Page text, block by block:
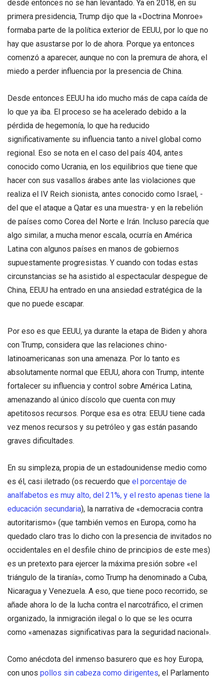
desde entonces no se han levantado. Ya en 2018, en su
primera presidencia, Trump dijo que la «Doctrina Monroe»
formaba parte de la política exterior de EEUU, por lo que no
hay que asustarse por lo de ahora. Porque ya entonces
comenzó a aparecer, aunque no con la premura de ahora, el
miedo a perder influencia por la presencia de China.
Desde entonces EEUU ha ido mucho más de capa caída de
lo que ya iba. El proceso se ha acelerado debido a la
pérdida de hegemonía, lo que ha reducido
significativamente su influencia tanto a nivel global como
regional. Eso se nota en el caso del país 404, antes
conocido como Ucrania, en los equilibrios que tiene que
hacer con sus vasallos árabes ante las violaciones que
realiza el IV Reich sionista, antes conocido como Israel, -
del que el ataque a Qatar es una muestra- y en la rebelión
de países como Corea del Norte e Irán. Incluso parecía que
algo similar, a mucha menor escala, ocurría en América
Latina con algunos países en manos de gobiernos
supuestamente progresistas. Y cuando con todas estas
circunstancias se ha asistido al espectacular despegue de
China, EEUU ha entrado en una ansiedad estratégica de la
que no puede escapar.
Por eso es que EEUU, ya durante la etapa de Biden y ahora
con Trump, considera que las relaciones chino-
latinoamericanas son una amenaza. Por lo tanto es
absolutamente normal que EEUU, ahora con Trump, intente
fortalecer su influencia y control sobre América Latina,
amenazando al único díscolo que cuenta con muy
apetitosos recursos. Porque esa es otra: EEUU tiene cada
vez menos recursos y su petróleo y gas están pasando
graves dificultades.
En su simpleza, propia de un estadounidense medio como
es él, casi iletrado (os recuerdo que el porcentaje de
analfabetos es muy alto, del 21%, y el resto apenas tiene la
educación secundaria), la narrativa de «democracia contra
autoritarismo» (que también vemos en Europa, como ha
quedado claro tras lo dicho con la presencia de invitados no
occidentales en el desfile chino de principios de este mes)
es un pretexto para ejercer la máxima presión sobre «el
triángulo de la tiranía», como Trump ha denominado a Cuba,
Nicaragua y Venezuela. A eso, que tiene poco recorrido, se
añade ahora lo de la lucha contra el narcotráfico, el crimen
organizado, la inmigración ilegal o lo que se les ocurra
como «amenazas significativas para la seguridad nacional».
Como anécdota del inmenso basurero que es hoy Europa,
con unos pollos sin cabeza como dirigentes, el Parlamento